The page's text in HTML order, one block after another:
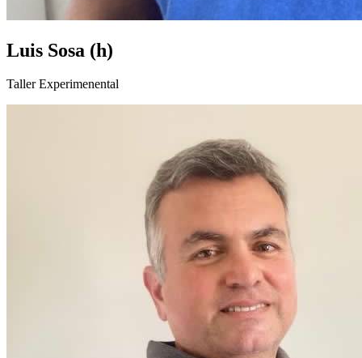
Luis Sosa (h)
Taller Experimenental